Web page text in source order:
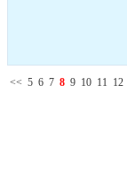
<< 5 6 7 8 9 10 11 12